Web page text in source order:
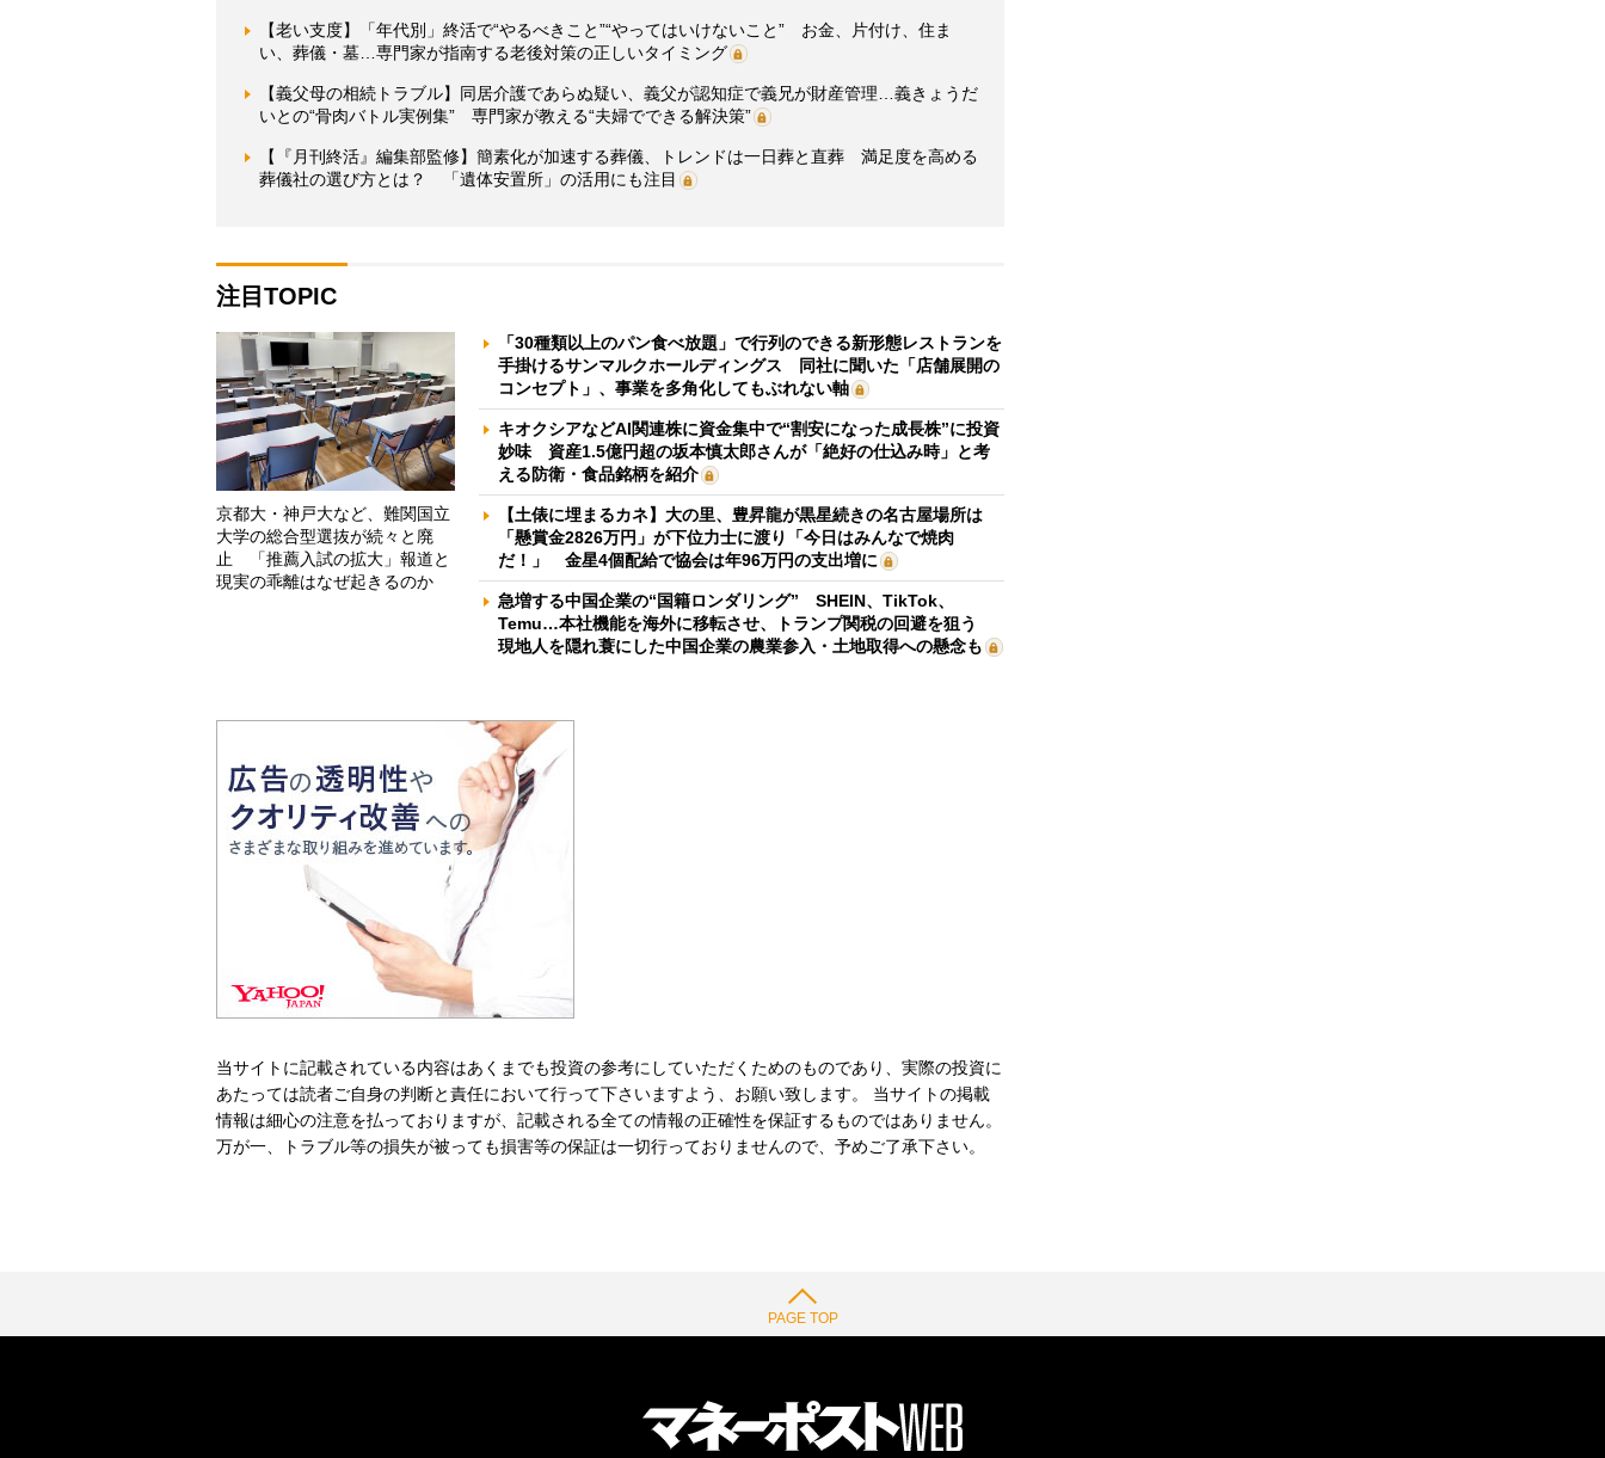
【老い支度】「年代別」終活で“やるべきこと”“やってはいけないこと” お金、片付け、住ま
い、葬儀・墓…専門家が指南する老後対策の正しいタイミング
【義父母の相続トラブル】同居介護であらぬ疑い、義父が認知症で義兄が財産管理…義きょうだ
いとの“骨肉バトル実例集” 専門家が教える“夫婦でできる解決策”
【『月刊終活』編集部監修】簡素化が加速する葬儀、トレンドは一日葬と直葬 満足度を高める
葬儀社の選び方とは？ 「遺体安置所」の活用にも注目
注目TOPIC
京都大・神戸大など、難関国立
大学の総合型選抜が続々と廃
止 「推薦入試の拡大」報道と
現実の乖離はなぜ起きるのか
「30種類以上のパン食べ放題」で行列のできる新形態レストランを
手掛けるサンマルクホールディングス 同社に聞いた「店舗展開の
コンセプト」、事業を多角化してもぶれない軸
キオクシアなどAI関連株に資金集中で“割安になった成長株”に投資
妙味 資産1.5億円超の坂本慎太郎さんが「絶好の仕込み時」と考
える防衛・食品銘柄を紹介
【土俵に埋まるカネ】大の里、豊昇龍が黒星続きの名古屋場所は
「懸賞金2826万円」が下位力士に渡り「今日はみんなで焼肉
だ！」 金星4個配給で協会は年96万円の支出増に
急増する中国企業の“国籍ロンダリング” SHEIN、TikTok、
Temu…本社機能を海外に移転させ、トランプ関税の回避を狙う
現地人を隠れ蓑にした中国企業の農業参入・土地取得への懸念も
当サイトに記載されている内容はあくまでも投資の参考にしていただくためのものであり、実際の投資に
あたっては読者ご自身の判断と責任において行って下さいますよう、お願い致します。 当サイトの掲載
情報は細心の注意を払っておりますが、記載される全ての情報の正確性を保証するものではありません。
万が一、トラブル等の損失が被っても損害等の保証は一切行っておりませんので、予めご了承下さい。
PAGE TOP